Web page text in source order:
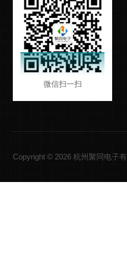
微信扫一扫
Copyright © 2026 杭州聚同电子